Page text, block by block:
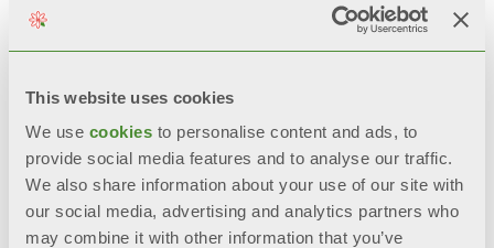
This website uses cookies
We use cookies to personalise content and ads, to
provide social media features and to analyse our traffic.
We also share information about your use of our site with
our social media, advertising and analytics partners who
may combine it with other information that you’ve
BIM
Опис